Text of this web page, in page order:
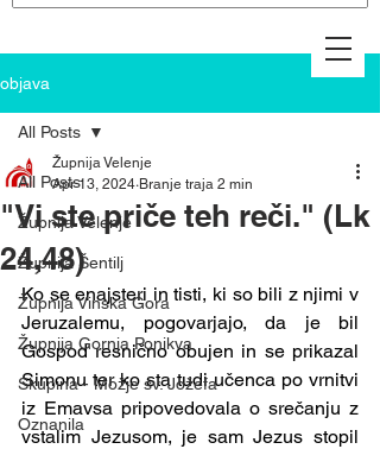
objava
All Posts
Župnija Velenje
Župnija Šentilj
Župnija Vinska Gora
Župnija Gornja Ponikva
Skupina - Možje sv. Jožefa
Oznanila
All Posts
"Vi ste priče teh reči." (Lk
24,48)
Župnija Velenje
Apr 13, 2024 Branje traja 2 min
Ko se enajsteri in tisti, ki so bili z njimi v
Jeruzalemu, pogovarjajo, da je bil
Gospod resnično obujen in se prikazal
Simonu ter ko sta tudi učenca po vrnitvi
iz Emavsa pripovedovala o srečanju z
vstalim Jezusom, je sam Jezus stopil